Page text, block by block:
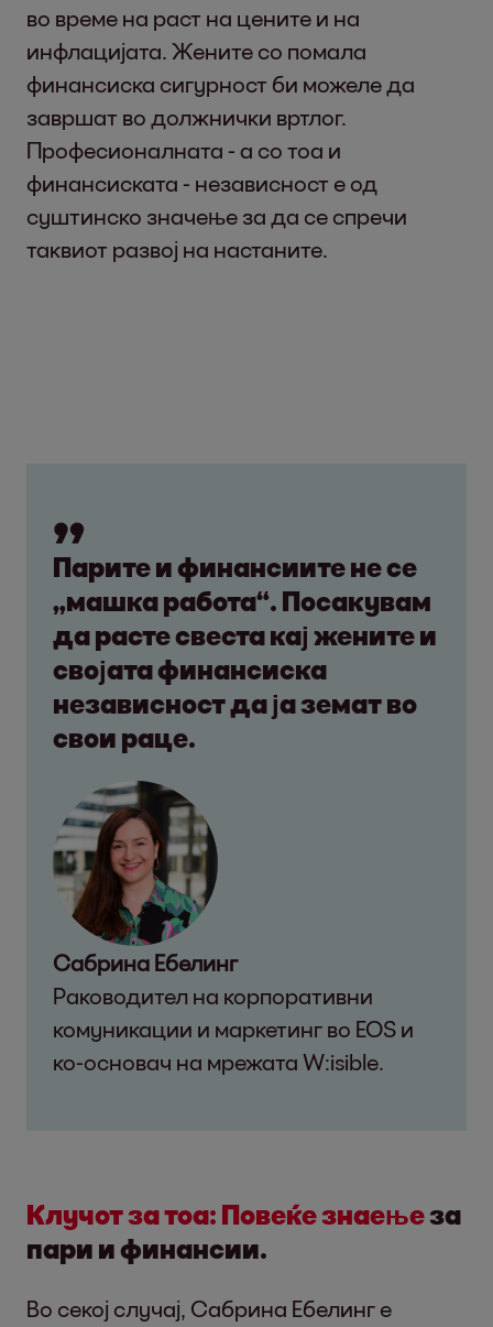
во време на раст на цените и на
инфлацијата. Жените со помала
финансиска сигурност би можеле да
завршат во должнички вртлог.
Професионалната - а со тоа и
финансиската - независност е од
суштинско значење за да се спречи
таквиот развој на настаните.
Парите и финансиите не се
„машка работа“. Посакувам
да расте свеста кај жените и
својата финансиска
независност да ја земат во
свои раце.
Сабрина Ебелинг
Pаководител на корпоративни
комуникации и маркетинг во EOS и
ко-основач на мрежата W:isible.
Клучот за тоа: Повеќе знаењеза
пари и финансии.
Во секој случај, Сабрина Ебелинг е